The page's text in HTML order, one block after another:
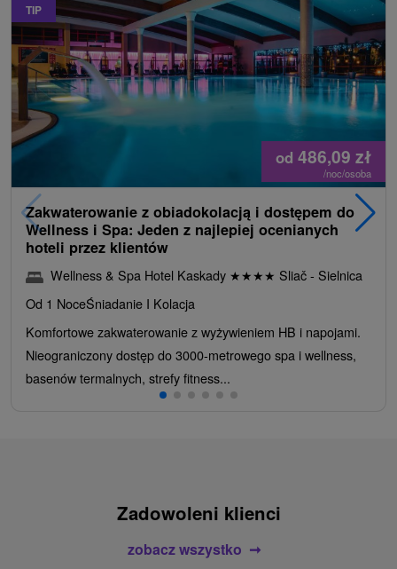
TIP
od 486,09 zł
/noc/osoba
Zakwaterowanie z obiadokolacją i dostępem do
Wellness i Spa: Jeden z najlepiej ocenianych
hoteli przez klientów
Wellness & Spa Hotel Kaskady ★★★★ Sliač - Sielnica
Od 1 NoceŚniadanie I Kolacja
Komfortowe zakwaterowanie z wyżywieniem HB i napojami.
Nieograniczony dostęp do 3000-metrowego spa i wellness,
basenów termalnych, strefy fitness...
Zadowoleni klienci
zobacz wszystko